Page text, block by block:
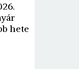
hete